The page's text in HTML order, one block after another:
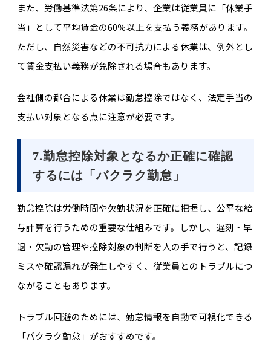
また、労働基準法第26条により、企業は従業員に「休業手
当」として平均賃金の60％以上を支払う義務があります。
ただし、自然災害などの不可抗力による休業は、例外とし
て賃金支払い義務が免除される場合もあります。
会社側の都合による休業は勤怠控除ではなく、法定手当の
支払い対象となる点に注意が必要です。
7.勤怠控除対象となるか正確に確認
するには「バクラク勤怠」
勤怠控除は労働時間や欠勤状況を正確に把握し、公平な給
与計算を行うための重要な仕組みです。しかし、遅刻・早
退・欠勤の管理や控除対象の判断を人の手で行うと、記録
ミスや確認漏れが発生しやすく、従業員とのトラブルにつ
ながることもあります。
トラブル回避のためには、勤怠情報を自動で可視化できる
「バクラク勤怠」がおすすめです。